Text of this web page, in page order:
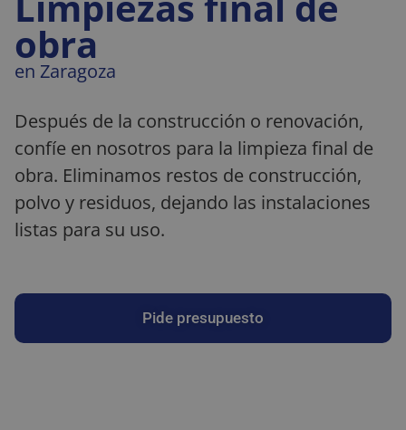
obra
en Zaragoza
Después de la construcción o renovación,
confíe en nosotros para la limpieza final de
obra. Eliminamos restos de construcción,
polvo y residuos, dejando las instalaciones
listas para su uso.
Pide presupuesto